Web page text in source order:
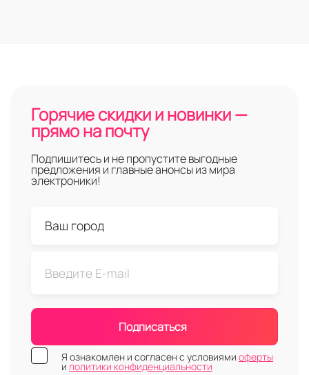
Горячие скидки и новинки —
прямо на почту
Подпишитесь и не пропустите выгодные
предложения и главные анонсы из мира
электроники!
Подписаться
Я ознакомлен и согласен с условиями оферты
и политики конфиденциальности